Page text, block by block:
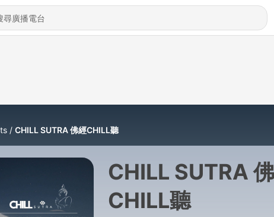
CHILL SUTRA 佛經CHILL聽
CHILL SUTRA
CHILL聽